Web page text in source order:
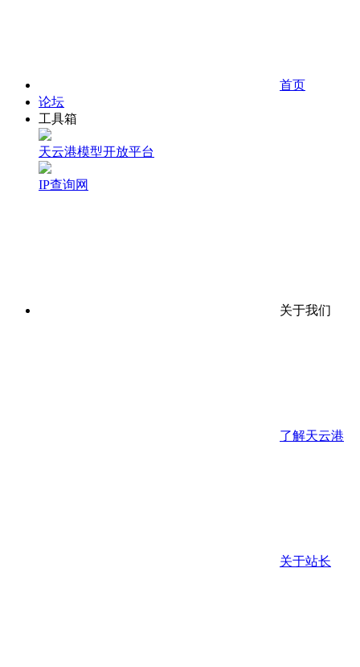
首页
论坛
工具箱
天云港模型开放平台
IP查询网
关于我们
了解天云港
关于站长